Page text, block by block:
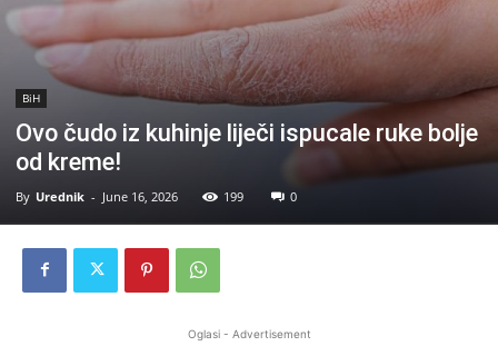
BiH
Ovo čudo iz kuhinje liječi ispucale ruke bolje
od kreme!
By Urednik - June 16, 2026 199 0
Oglasi - Advertisement